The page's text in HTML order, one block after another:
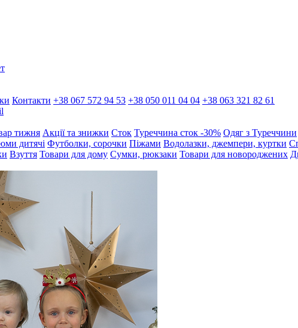
Контакти +38 067 572 94 53 +38 050 011 04 04 +38 063 321 82 61
тижня Акції та знижки Сток Туреччина сток -30% Одяг з Туреччини
дитячі Футболки, сорочки Піжами Водолазки, джемпери, куртки
Взуття Товари для дому Сумки, рюкзаки Товари для новороджених